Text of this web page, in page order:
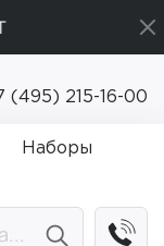
5 000₽
5 000₽
(495) 215-16-00
Наборы